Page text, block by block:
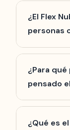
¿El Flex
personas
Depende
viene de
caderas,
Nube
cuerpo y
¿Para
pensado
El Flex
para
¿Qué es